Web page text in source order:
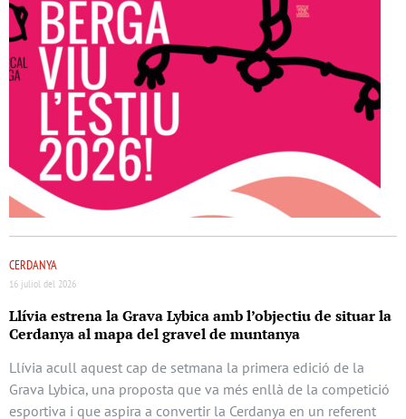
CERDANYA
16 juliol del 2026
Llívia estrena la Grava Lybica amb l’objectiu de situar la
Cerdanya al mapa del gravel de muntanya
Llívia acull aquest cap de setmana la primera edició de la
Grava Lybica, una proposta que va més enllà de la competició
esportiva i que aspira a convertir la Cerdanya en un referent